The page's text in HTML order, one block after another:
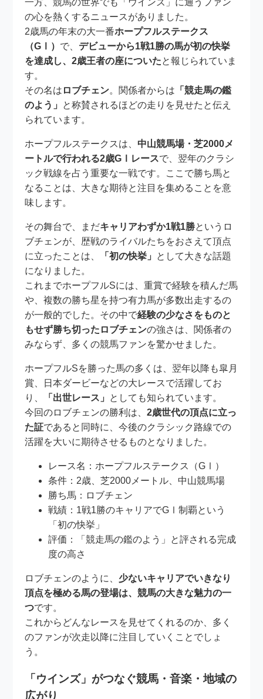
一方、競馬の世界でも「ウインズ」に通うファン
の心を熱くするニュースがありました。
2歳馬の年末の大一番ホープフルステークス
（GⅠ） で、 デビューから1戦1勝の馬が初の快挙
を達成し、2歳王者の座についたと報じられていま
す。
その名は ロブチェン。関係者からは 「競走馬の鑑
のよう」 と称賛されるほどの走りを見せたと伝え
られています。
ホープフルステークスは、 中山競馬場・芝2000メ
ートルで行われる2歳GⅠレースで、翌年のクラシ
ック戦線を占う重要な一戦です。ここで勝ち馬と
なることは、大きな期待と注目を集めることを意
味します。
その舞台で、まだキャリアわずか1戦1勝というロ
ブチェンが、歴戦のライバルたちをおさえて頂点
に立ったことは、
「初の快挙」 として大きな話題
になりました。
これまでホープフルSには、重賞で経験を積んだ馬
や、複数の勝ち星を持つ有力馬が多数出走するの
が一般的でした。その中で経験の少なさをものと
もせず勝ち切ったロブチェンの強さは、関係者の
みならず、多くの競馬ファンを驚かせました。
ホープフルSを勝った馬の多くは、翌年以降も皐月
賞、日本ダービーなどの大レースで活躍してお
り、
「出世レース」 としても知られています。
今回のロブチェンの勝利は、2歳世代の頂点に立っ
た証であると同時に、今後のクラシック路線での
活躍を大いに期待させるものとなりました。
レース名：ホープフルステークス（GⅠ）
条件：2歳、芝2000メートル、中山競馬場
勝ち馬：ロブチェン
戦績：1戦1勝のキャリアでGⅠ制覇という
「初の快挙」
評価：「競走馬の鑑のよう」と評される完成
度の高さ
ロブチェンのように、 少ないキャリアでいきなり
頂点を極める馬の登場は、競馬の大きな魅力の一
つです。
これからどんなレースを見せてくれるのか、多く
のファンが次走以降に注目していくことでしょ
う。
「ウインズ」がつなぐ競馬・音楽・地域の
広がり